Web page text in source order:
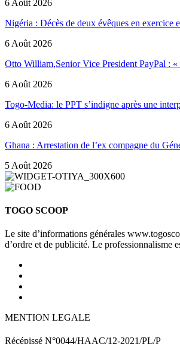
6 Août 2026
Nigéria : Décès de deux évêques en exercice
6 Août 2026
Otto William,Senior Vice President PayPal :
6 Août 2026
Togo-Media: le PPT s’indigne après une
6 Août 2026
Ghana : Arrestation de l’ex compagne du
5 Août 2026
TOGO SCOOP
Le site d’informations générales
d’ordre et de publicité. Le professionnalisme
MENTION LEGALE
Récépissé N°0044/HAAC/12-2021/PL/P